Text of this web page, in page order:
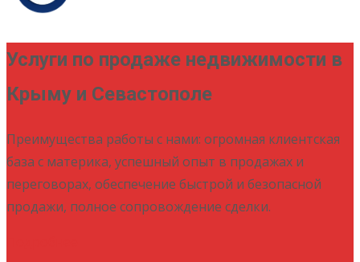
Услуги по продаже недвижимости в
Крыму и Севастополе
Преимущества работы с нами: огромная клиентская
база с материка, успешный опыт в продажах и
переговорах, обеспечение быстрой и безопасной
продажи, полное сопровождение сделки.